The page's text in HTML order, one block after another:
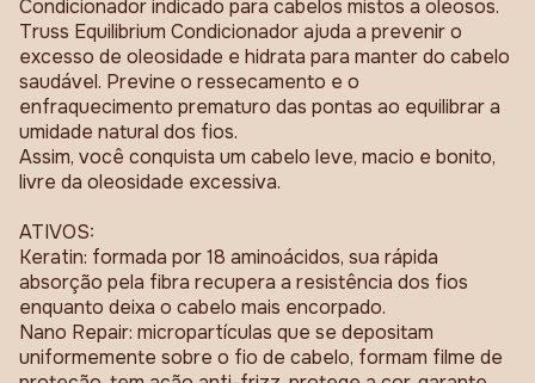
Condicionador indicado para cabelos mistos a oleosos.
Truss Equilibrium Condicionador ajuda a prevenir o
excesso de oleosidade e hidrata para manter do cabelo
saudável. Previne o ressecamento e o
enfraquecimento prematuro das pontas ao equilibrar a
umidade natural dos fios.
Assim, você conquista um cabelo leve, macio e bonito,
livre da oleosidade excessiva.
ATIVOS:
Keratin: formada por 18 aminoácidos, sua rápida
absorção pela fibra recupera a resistência dos fios
enquanto deixa o cabelo mais encorpado.
Nano Repair: micropartículas que se depositam
uniformemente sobre o fio de cabelo, formam filme de